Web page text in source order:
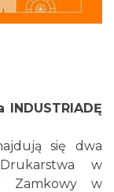
się dwa
w
Zamkowy w